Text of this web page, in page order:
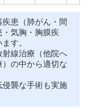
患（肺がん・間
・気胸・胸膜疾
す。
射線治療（他院へ
の中から適切な
襲な手術も実施